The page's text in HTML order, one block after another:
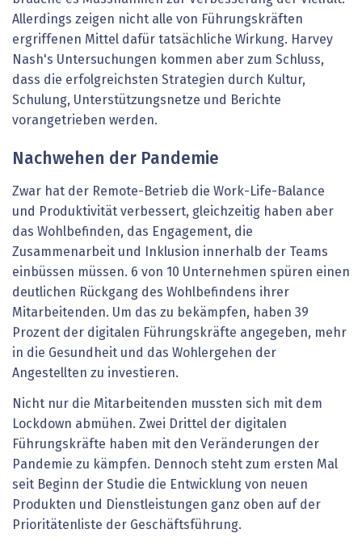
Allerdings zeigen nicht alle von Führungskräften
ergriffenen Mittel dafür tatsächliche Wirkung. Harvey
Nash's Untersuchungen kommen aber zum Schluss,
dass die erfolgreichsten Strategien durch Kultur,
Schulung, Unterstützungsnetze und Berichte
vorangetrieben werden.
Nachwehen der Pandemie
Zwar hat der Remote-Betrieb die Work-Life-Balance
und Produktivität verbessert, gleichzeitig haben aber
das Wohlbefinden, das Engagement, die
Zusammenarbeit und Inklusion innerhalb der Teams
einbüssen müssen. 6 von 10 Unternehmen spüren einen
deutlichen Rückgang des Wohlbefindens ihrer
Mitarbeitenden. Um das zu bekämpfen, haben 39
Prozent der digitalen Führungskräfte angegeben, mehr
in die Gesundheit und das Wohlergehen der
Angestellten zu investieren.
Nicht nur die Mitarbeitenden mussten sich mit dem
Lockdown abmühen. Zwei Drittel der digitalen
Führungskräfte haben mit den Veränderungen der
Pandemie zu kämpfen. Dennoch steht zum ersten Mal
seit Beginn der Studie die Entwicklung von neuen
Produkten und Dienstleistungen ganz oben auf der
Prioritätenliste der Geschäftsführung.